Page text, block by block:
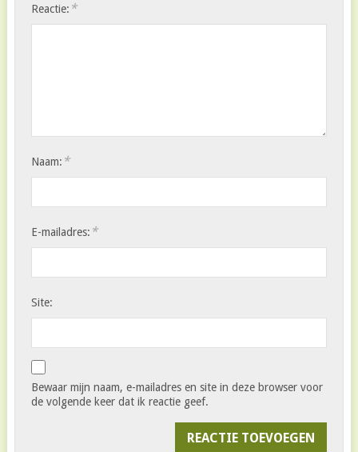
Reactie: *
Naam: *
E-mailadres: *
Site:
Bewaar mijn naam, e-mailadres en site in deze browser voor
de volgende keer dat ik reactie geef.